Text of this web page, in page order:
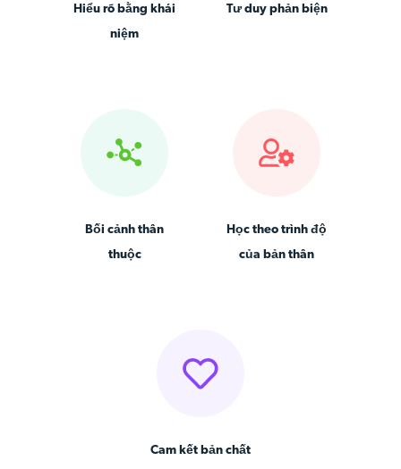
Hiểu rõ bằng khái
niệm
Tư duy phản biện
Bối cảnh thân
thuộc
Học theo trình độ
của bản thân
Cam kết bản chất